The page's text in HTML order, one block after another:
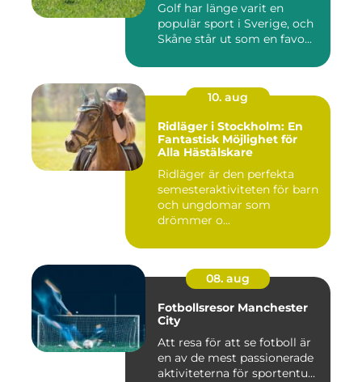
Golf har länge varit en
populär sport i Sverige, och
Skåne står ut som en favo...
10. aug
Ridläger i Stockholm: En
Fantastisk Möjlighet för
Alla Hästälskare
Ridläger är den perfekta
semesteraktiviteten för barn
och ungdomar som
drömmer o...
08. aug
Fotbollsresor Manchester
City
Att resa för att se fotboll är
en av de mest passionerade
aktiviteterna för sportentu...